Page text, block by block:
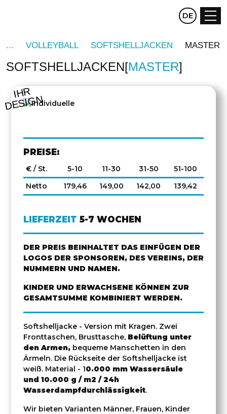
CZ EN
DE
VOLLEYBALL SOFTSHELLJACKEN MASTER
SOFTSHELLJACKEN MASTER
IHR
DESIGN
PREISE:
€ / St. 5-10 11-30 31-50
51-100
Netto
179,46 149,00 142,00 139,42
LIEFERZEIT 5-7 WOCHEN
DER PREIS BEINHALTET DAS EINFÜGEN DER
LOGOS DER SPONSOREN, DES VEREINS, DER
NUMMERN UND NAMEN.
KINDER UND ERWACHSENE KÖNNEN ZUR
GESAMTSUMME KOMBINIERT WERDEN.
Softshelljacke - Version mit Kragen. Zwei
Fronttaschen, Brusttasche, Belüftung unter
den Armen, bequeme Manschetten in den
Ärmeln. Die Rückseite der Softshelljacke ist
weiß. Material - 10.000 mm Wassersäule
und 10.000 g / m2 / 24h
Wasserdampfdurchlässigkeit.
Wir bieten Varianten Männer, Frauen, Kinder